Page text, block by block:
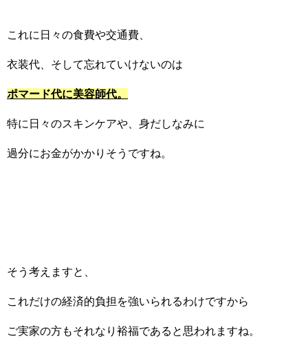
これに日々の食費や交通費、
衣装代、そして忘れていけないのは
ポマード代に美容師代。
特に日々のスキンケアや、身だしなみに
過分にお金がかかりそうですね。
そう考えますと、
これだけの経済的負担を強いられるわけですから
ご実家の方もそれなり裕福であると思われますね。